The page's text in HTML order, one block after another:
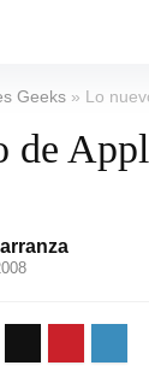
Geeks » Lo
de